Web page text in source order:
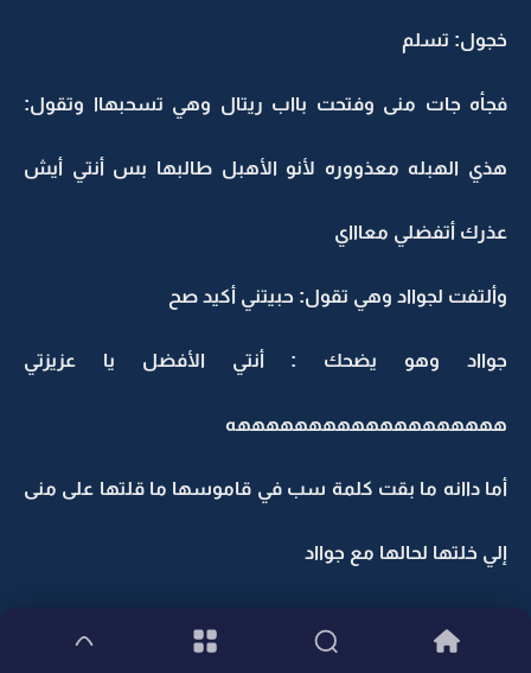
خجول: تسلم
فجأه جات منى وفتحت بااب ريتال وهي تسحبهاا وتقول:
هذي الهبله معذووره لأنو الأهبل طالبها بس أنتي أيش
عذرك أتفضلي معاااي
وألتفت لجوااد وهي تقول: حبيتني أكيد صح
جوااد وهو يضحك : أنتي الأفضل يا عزيزتي
هههههههههههههههههههه
أما داانه ما بقت كلمة سب في قاموسها ما قلتها على منى
إلي خلتها لحالها مع جوااد